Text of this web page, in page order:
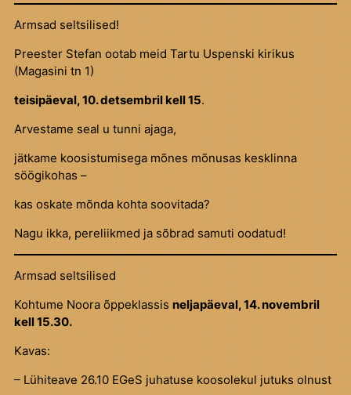
Armsad seltsilised!
Preester Stefan ootab meid Tartu Uspenski kirikus
(Magasini tn 1)
teisipäeval, 10. detsembril kell 15.
Arvestame seal u tunni ajaga,
jätkame koosistumisega mõnes mõnusas kesklinna
söögikohas –
kas oskate mõnda kohta soovitada?
Nagu ikka, pereliikmed ja sõbrad samuti oodatud!
Armsad seltsilised
Kohtume Noora õppeklassis neljapäeval, 14. novembril
kell 15.30.
Kavas:
– Lühiteave 26.10 EGeS juhatuse koosolekul jutuks olnust